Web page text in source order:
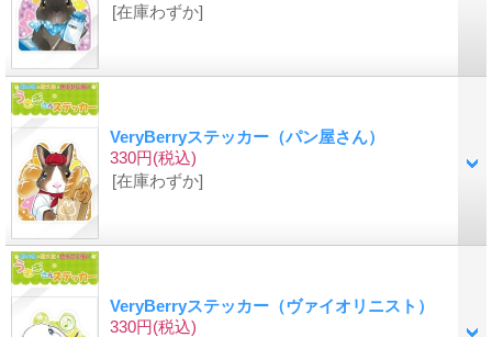
[在庫わずか]
VeryBerryステッカー（パン屋さん）
330円(税込)
[在庫わずか]
VeryBerryステッカー（ヴァイオリニスト）
330円(税込)